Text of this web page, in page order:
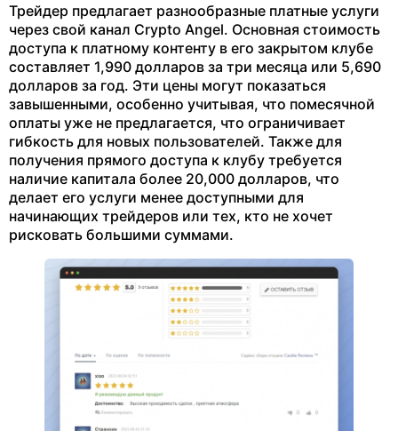
Трейдер предлагает разнообразные платные услуги
через свой канал Crypto Angel. Основная стоимость
доступа к платному контенту в его закрытом клубе
составляет 1,990 долларов за три месяца или 5,690
долларов за год. Эти цены могут показаться
завышенными, особенно учитывая, что помесячной
оплаты уже не предлагается, что ограничивает
гибкость для новых пользователей. Также для
получения прямого доступа к клубу требуется
наличие капитала более 20,000 долларов, что
делает его услуги менее доступными для
начинающих трейдеров или тех, кто не хочет
рисковать большими суммами.